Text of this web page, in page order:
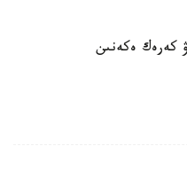
كەرەك ەكەنىن